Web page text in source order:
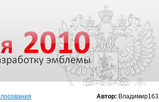
Автор: Владимир163